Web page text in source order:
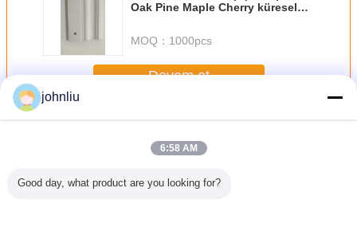
Oak Pine Maple Cherry küresel
MOQ： 1000pcs
Devam et
DahaDekoratif Ahşap Kalıplar
johnliu
6:58 AM
Good day, what product are you looking for?